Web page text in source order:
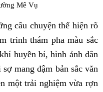
Mê Vụ
câu chuyện thể hiện rõ
trinh thám pha màu sắc
huyền bí, hình ảnh dân
mang đậm bản sắc văn
một trải nghiệm vừa rợn